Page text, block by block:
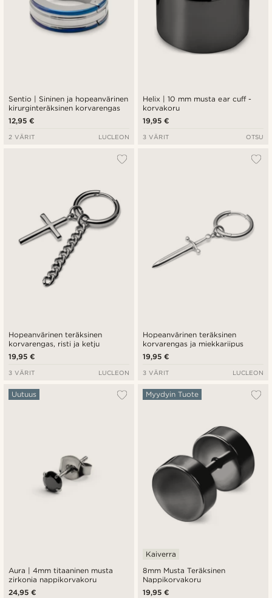
Sentio | Sininen ja hopeanvärinen
kirurginteräksinen korvarengas
12,95 €
2 VÄRIT LUCLEON
Helix | 10 mm musta ear cuff -
korvakoru
19,95 €
3 VÄRIT OTSU
Hopeanvärinen teräksinen
korvarengas, risti ja ketju
19,95 €
3 VÄRIT LUCLEON
Hopeanvärinen teräksinen
korvarengas ja miekkariipus
19,95 €
3 VÄRIT LUCLEON
Aura | 4mm titaaninen musta
zirkonia nappikorvakoru
Uutuus
24,95 €
8mm Musta Teräksinen
Nappikorvakoru
Myydyin Tuote
Kaiverra
19,95 €